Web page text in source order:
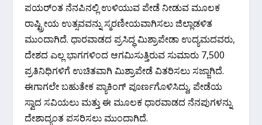
ಪಯರ್‍ಂತ ನೆನಪಿನಲ್ಲಿ ಉಳಿಯುವ ಪೇಡೆ ನೀಡುವ ಮೂಲಕ
ರಾಷ್ಟ್ರೀಯ ಉತ್ಸವವನ್ನು ಸ್ಮರಣೀಯವಾಗಿಸಲು ಜಿಲ್ಲಾಡಳಿತ
ಮುಂದಾಗಿದೆ. ಧಾರವಾಡದ ಪ್ರಸಿದ್ಧ ಮಿಶ್ರಾಪೇಡಾ ಉದ್ಯಮದವರು,
ದೇಶದ ಎಲ್ಲ ಭಾಗಗಳಿಂದ ಆಗಮಿಸುತ್ತಿರುವ ಸುಮಾರು 7,500
ಪ್ರತಿನಿಧಿಗಳಿಗೆ ಉಚಿತವಾಗಿ ಮಿಶ್ರಾಪೇಡೆ ವಿತರಿಸಲು ಸಜ್ಜಾಗಿದೆ.
ಈಗಾಗಲೇ ಬಹುತೇಕ ಪ್ಯಾಕಿಂಗ್ ಪೂರ್ಣಗೊಳಿಸಿದ್ದು, ಪೇಡೆಯ
ಸ್ವಾದ ಸವಿಯಲು ಮತ್ತು ಈ ಮೂಲಕ ಧಾರವಾಡದ ನೆನಪುಗಳನ್ನು
ದೇಶಾದ್ಯಂತ ಪಸರಿಸಲು ಮುಂದಾಗಿದೆ.